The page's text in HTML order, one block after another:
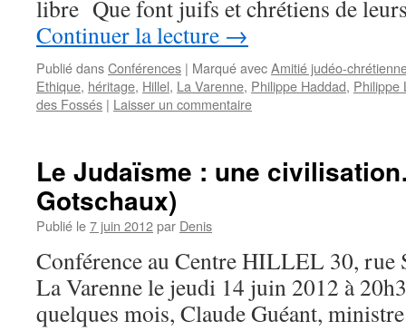
libre Que font juifs et chrétiens de
Continuer la lecture →
Publié dansConférences | Marqué avecAmitié judéo-
Ethique, héritage, Hillel, La Varenne, Philippe Haddad, Philippe
des Fossés | Laisser un commentaire
Le Judaïsme : une
Gotschaux)
Publié le7 juin 2012par Denis
Conférence au Centre HILLEL 30,
La Varenne le jeudi 14 juin 2012 à
quelques mois, Claude Guéant,